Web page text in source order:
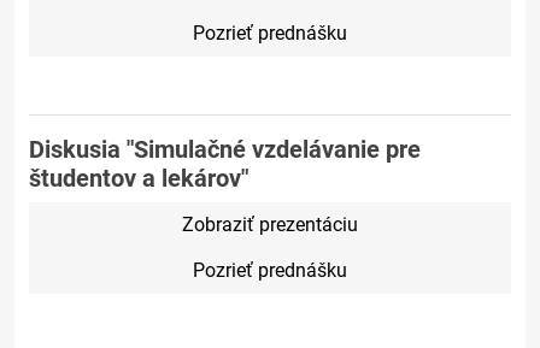
Pozrieť prednášku
Diskusia "Simulačné vzdelávanie pre
študentov a lekárov"
Zobraziť prezentáciu
Pozrieť prednášku